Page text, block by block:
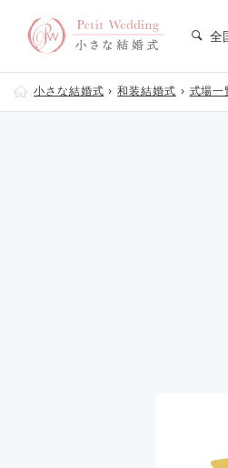
全
小さな結婚式 和装結婚式 式場一